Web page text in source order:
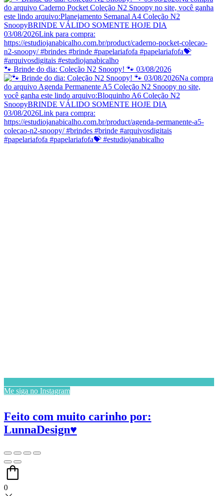
🐾 Brinde do dia: Coleção N2 Snoopy! 🐾 03/08/2026
Me siga no Instagram
Feito com muito carinho por:
LunnaDesign♥
0